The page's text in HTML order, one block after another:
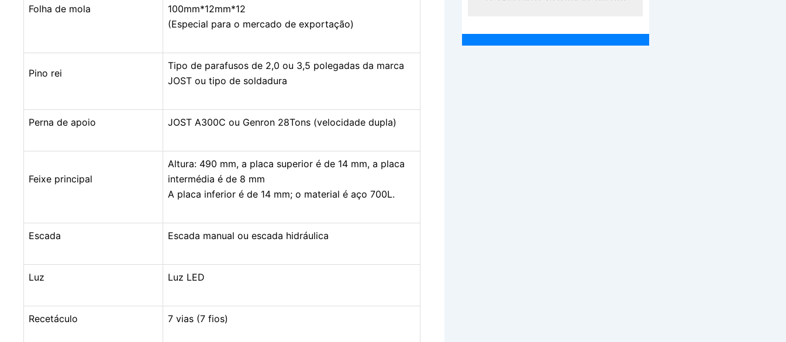
Folha de mola
100mm*12mm*12
(Especial para o mercado de exportação)
Pino rei
Tipo de parafusos de 2,0 ou 3,5 polegadas da marca
JOST ou tipo de soldadura
Perna de apoio JOST A300C ou Genron 28Tons (velocidade dupla)
Feixe principal
Altura: 490 mm, a placa superior é de 14 mm, a placa
intermédia é de 8 mm
A placa inferior é de 14 mm; o material é aço 700L.
Escada Escada manual ou escada hidráulica
Luz Luz LED
Recetáculo 7 vias (7 fios)